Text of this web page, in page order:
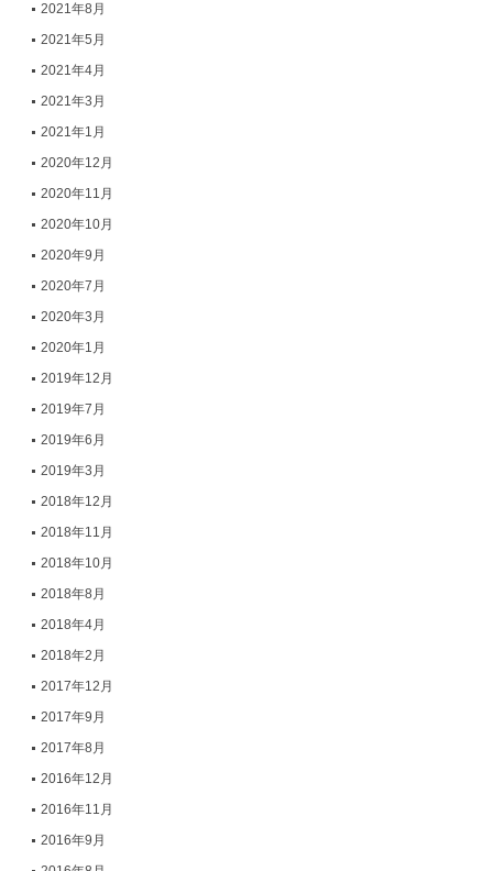
2021年8月
2021年5月
2021年4月
2021年3月
2021年1月
2020年12月
2020年11月
2020年10月
2020年9月
2020年7月
2020年3月
2020年1月
2019年12月
2019年7月
2019年6月
2019年3月
2018年12月
2018年11月
2018年10月
2018年8月
2018年4月
2018年2月
2017年12月
2017年9月
2017年8月
2016年12月
2016年11月
2016年9月